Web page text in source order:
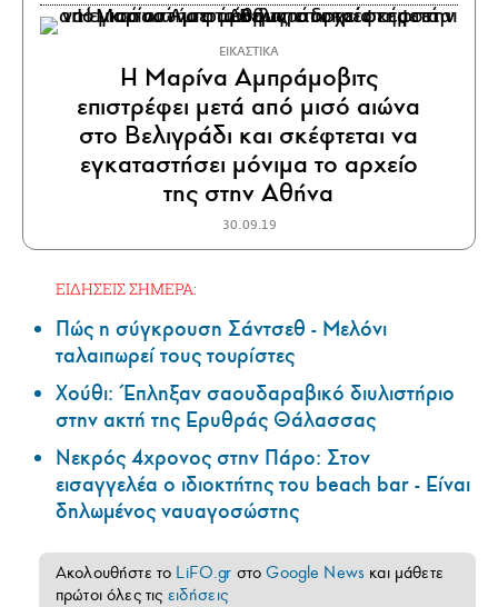
ΕΙΚΑΣΤΙΚΑ
Η Μαρίνα Αμπράμοβιτς
επιστρέφει μετά από μισό αιώνα
στο Βελιγράδι και σκέφτεται να
εγκαταστήσει μόνιμα το αρχείο
της στην Αθήνα
30.09.19
ΕΙΔΗΣΕΙΣ ΣΗΜΕΡΑ:
Πώς η σύγκρουση Σάντσεθ - Μελόνι
ταλαιπωρεί τους τουρίστες
Χούθι: Έπληξαν σαουδαραβικό διυλιστήριο
στην ακτή της Ερυθράς Θάλασσας
Νεκρός 4χρονος στην Πάρο: Στον
εισαγγελέα ο ιδιοκτήτης του beach bar - Είναι
δηλωμένος ναυαγοσώστης
Ακολουθήστε το LiFO.gr στοGoogle News και μάθετε
πρώτοι όλες τις ειδήσεις